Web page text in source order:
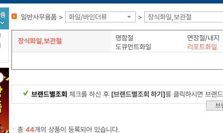
일반사무용품 > 화일/바인더류 > 장식화일,보관철
장식화일,보관철 명함철
면장철/내지
도큐먼트화일
리포트화일
브랜드별조회 체크를 하신 후 [브랜드별조회 하기]를 클릭하시면 브랜
총 44개의 상품이 등록되어 있습니다.